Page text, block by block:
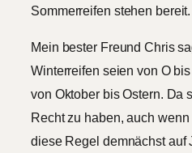
Sommerreifen stehen bereit.
Mein bester Freund Chris
Winterreifen seien von O
von Oktober bis Ostern. Da
Recht zu haben, auch
diese Regel demnächst auf